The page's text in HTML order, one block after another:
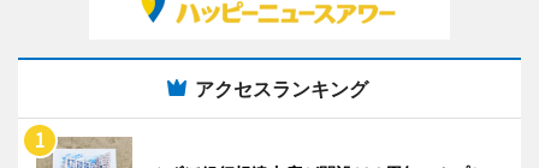
アクセスランキング